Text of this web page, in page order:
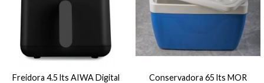
Freidora 4.5 lts AIWA Digital Conservadora 65 lts MOR